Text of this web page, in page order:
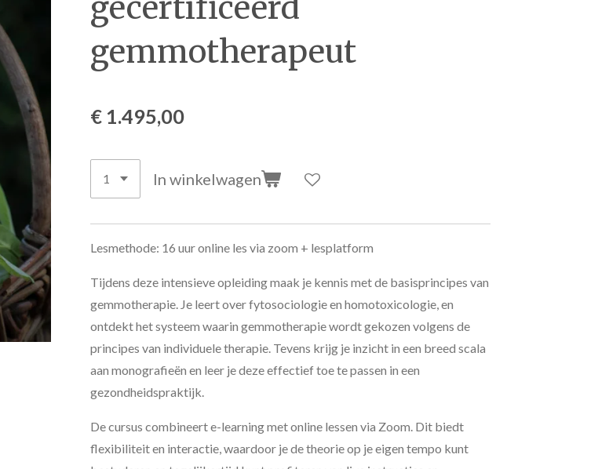
gemmotherapeut
€ 1.495,00
In winkelwagen
Lesmethode: 16 uur online les via zoom + lesplatform
Tijdens deze intensieve opleiding maak je kennis met de basisprincipes van
gemmotherapie. Je leert over fytosociologie en homotoxicologie, en
ontdekt het systeem waarin gemmotherapie wordt gekozen volgens de
principes van individuele therapie. Tevens krijg je inzicht in een breed scala
aan monografieën en leer je deze effectief toe te passen in een
gezondheidspraktijk.
De cursus combineerte-learningmetonline lessen via Zoom . Dit biedt
flexibiliteit en interactie, waardoor je de theorie op je eigen tempo kunt